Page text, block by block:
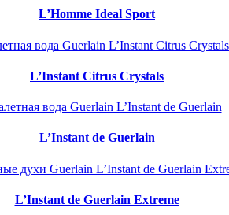
L’Homme Ideal Sport
L’Instant Citrus Crystals
L’Instant de Guerlain
L’Instant de Guerlain Extreme